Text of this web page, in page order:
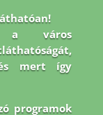
a város
mert így
programok